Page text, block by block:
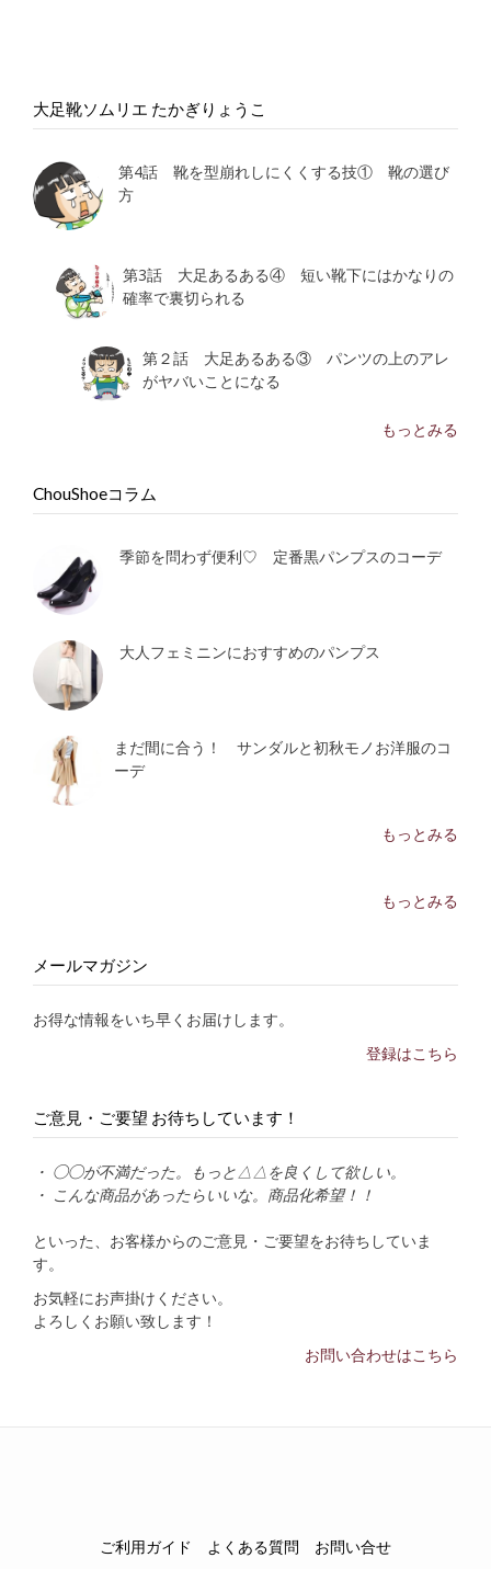
大足靴ソムリエ たかぎりょうこ
第4話 靴を型崩れしにくくする技① 靴の選び
方
第3話 大足あるある④ 短い靴下にはかなりの
確率で裏切られる
第２話 大足あるある③ パンツの上のアレ
がヤバいことになる
もっとみる
ChouShoeコラム
季節を問わず便利♡ 定番黒パンプスのコーデ
大人フェミニンにおすすめのパンプス
まだ間に合う！ サンダルと初秋モノお洋服のコ
ーデ
もっとみる
もっとみる
メールマガジン
お得な情報をいち早くお届けします。
登録はこちら
ご意見・ご要望 お待ちしています！
・ ◯◯が不満だった。もっと△△を良くして欲しい。
・ こんな商品があったらいいな。商品化希望！！
といった、お客様からのご意見・ご要望をお待ちしていま
す。
お気軽にお声掛けください。
よろしくお願い致します！
お問い合わせはこちら
ご利用ガイド よくある質問 お問い合せ